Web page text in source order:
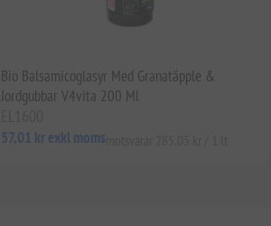
Bio Balsamicoglasyr Med Granatäpple &
Jordgubbar V4vita 200 Ml
57,01 kr exkl moms